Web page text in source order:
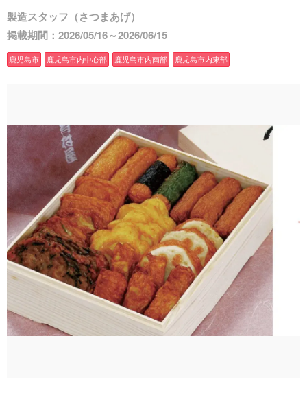
製造スタッフ（さつまあげ）
掲載期間：2026/05/16～2026/06/15
鹿児島市 鹿児島市内中心部 鹿児島市内南部 鹿児島市内東部